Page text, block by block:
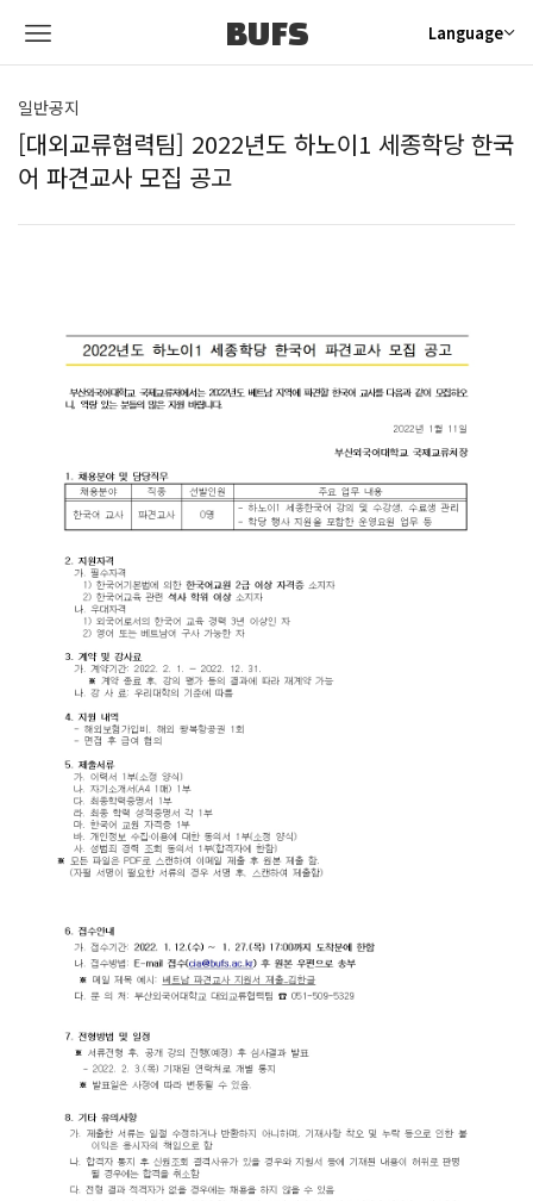
BUFS Language
일반공지
[대외교류협력팀] 2022년도 하노이1 세종학당 한국
어 파견교사 모집 공고